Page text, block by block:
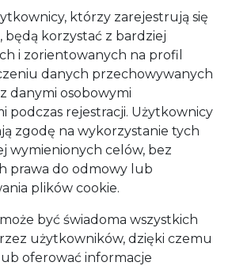
którzy zarejestrują się
będą korzystać z bardziej
i zorientowanych na profil
danych przechowywanych
danymi osobowymi
podczas rejestracji. Użytkownicy
zgodę na wykorzystanie tych
wymienionych celów, bez
prawa do odmowy lub
plików cookie.
być świadoma wszystkich
użytkowników, dzięki czemu
oferować informacje